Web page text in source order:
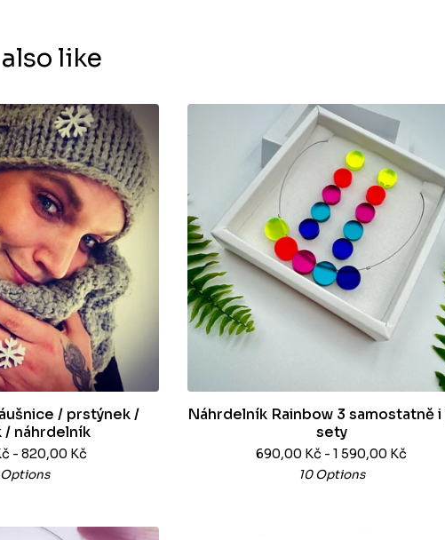
like
/ prstýnek /
/ náhrdelník
- 820,00 Kč
Náhrdelník Rainbow 3 samostatně i
sety
690,00 Kč - 1 590,00 Kč
10 Options